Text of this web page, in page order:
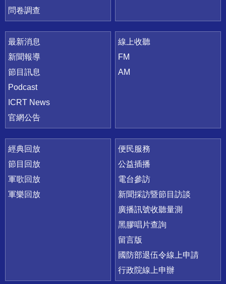
問卷調查
最新消息
新聞報導
節目訊息
Podcast
ICRT News
官網公告
線上收聽
FM
AM
經典回放
節目回放
軍歌回放
軍樂回放
便民服務
公益插播
電台參訪
新聞採訪暨節目訪談
廣播訊號收聽量測
黑膠唱片查詢
留言版
國防部退伍令線上申請
行政院線上申辦